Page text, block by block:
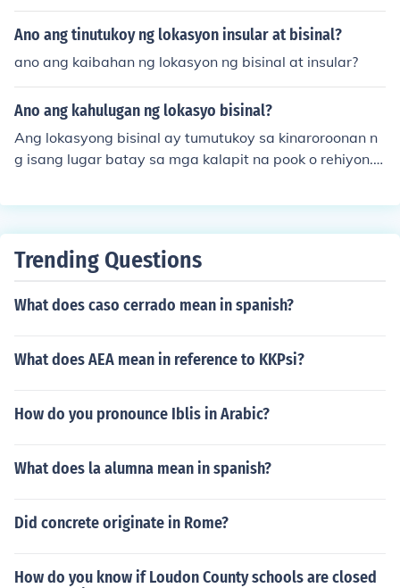
Ano ang tinutukoy ng lokasyon insular at bisinal?
ano ang kaibahan ng lokasyon ng bisinal at insular?
Ano ang kahulugan ng lokasyo bisinal?
Ang lokasyong bisinal ay tumutukoy sa kinaroroonan n
g isang lugar batay sa mga kalapit na pook o rehiyon. It
ba pang mga lokasyon, kadalasang ginagamit upang il
sang bayan na nasa tabi ng isang ilog o malapit sa isa
kasyon. Sa ganitong konteksto, mahalaga ang lokasyon
kultura, at transportasyon ng isang lugar.
Trending Questions
What does caso cerrado mean in spanish?
What does AEA mean in reference to KKPsi?
How do you pronounce Iblis in Arabic?
What does la alumna mean in spanish?
Did concrete originate in Rome?
How do you know if Loudon County schools are closed